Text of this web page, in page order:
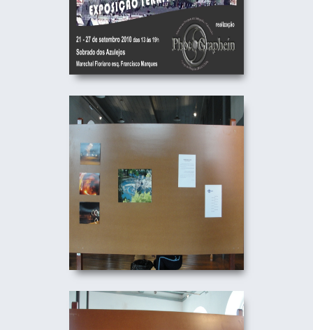
10/09/2010
TERRITORIALIDADES -
10/09/2010
TERRITORIALIDADES -